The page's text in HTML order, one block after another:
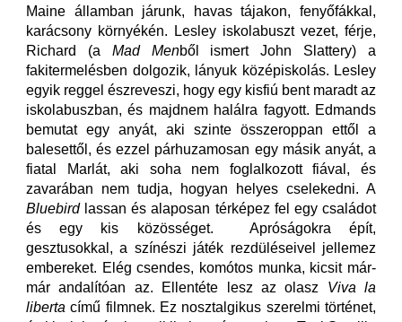
Maine államban járunk, havas tájakon, fenyőfákkal,
karácsony környékén. Lesley iskolabuszt vezet, férje,
Richard (a Mad Menből ismert John Slattery) a
fakitermelésben dolgozik, lányuk középiskolás. Lesley
egyik reggel észreveszi, hogy egy kisfiú bent maradt az
iskolabuszban, és majdnem halálra fagyott. Edmands
bemutat egy anyát, aki szinte összeroppan ettől a
balesettől, és ezzel párhuzamosan egy másik anyát, a
fiatal Marlát, aki soha nem foglalkozott fiával, és
zavarában nem tudja, hogyan helyes cselekedni. A
Bluebirdlassan és alaposan térképez fel egy családot
és egy kis közösséget. Apróságokra épít,
gesztusokkal, a színészi játék rezdüléseivel jellemez
embereket. Elég csendes, komótos munka, kicsit már-
már andalítóan az. Ellentéte lesz az olasz Viva la
liberta című filmnek. Ez nosztalgikus szerelmi történet,